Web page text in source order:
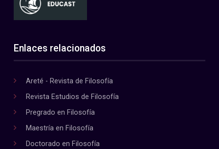
Enlaces relacionados
Areté - Revista de Filosofía
Revista Estudios de Filosofía
Pregrado en Filosofía
Maestría en Filosofía
Doctorado en Filosofía